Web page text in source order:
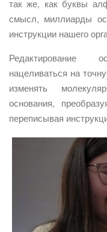
так же, как буквы
смысл, миллиарды
инструкции нашего
Редактирование
нацеливаться на
изменять
основания,
переписывая